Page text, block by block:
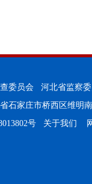
查委员会 河北省监察
石家庄市桥西区维明
号
关于我们